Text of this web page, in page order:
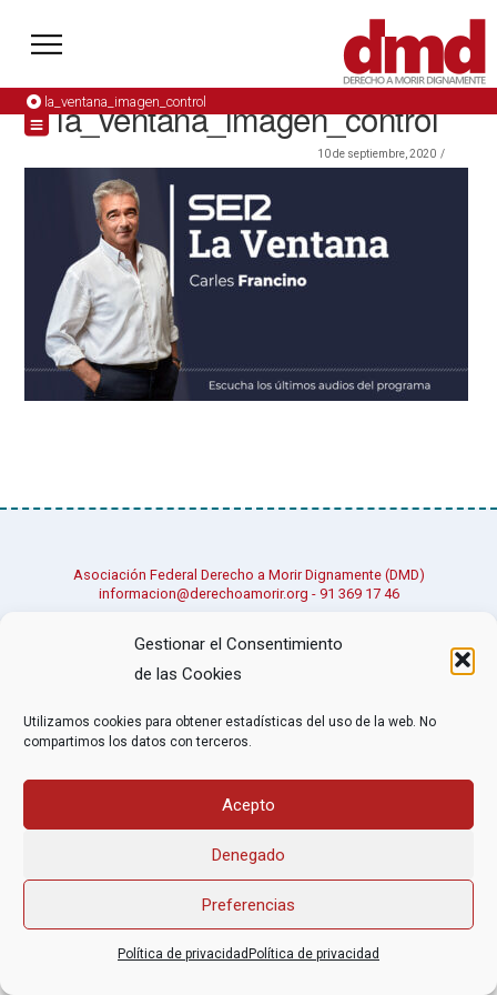
Gestionar el Consentimiento
de las Cookies
Utilizamos cookies para obtener estadísticas del uso de la web. No
compartimos los datos con terceros.
Acepto
Denegado
Preferencias
Política de privacidad Política de privacidad
la_ventana_imagen_control
la_ventana_imagen_control
10 de septiembre, 2020
Asociación Federal Derecho a Morir Dignamente (DMD)
informacion@derechoamorir.org - 91 369 17 46